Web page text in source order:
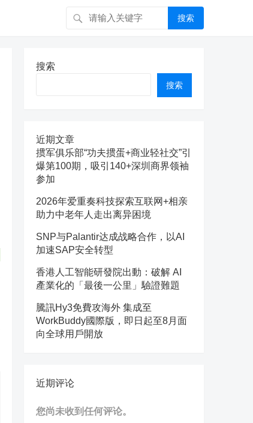
搜索
搜索
搜索
近期文章
掼军俱乐部“功夫掼蛋+商业轻社交”引
爆第100期，吸引140+深圳商界领袖
参加
2026年爱重奏科技探索互联网+相亲
助力中老年人走出离异困境
SNP与Palantir达成战略合作，以AI
加速SAP安全转型
香港人工智能研發院出動：破解 AI
產業化的「最後一公里」驗證難題
騰訊Hy3免費攻海外 集成至
WorkBuddy國際版，即日起至8月面
向全球用戶開放
近期评论
您尚未收到任何评论。